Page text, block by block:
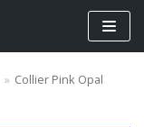
» Collier Pink Opal